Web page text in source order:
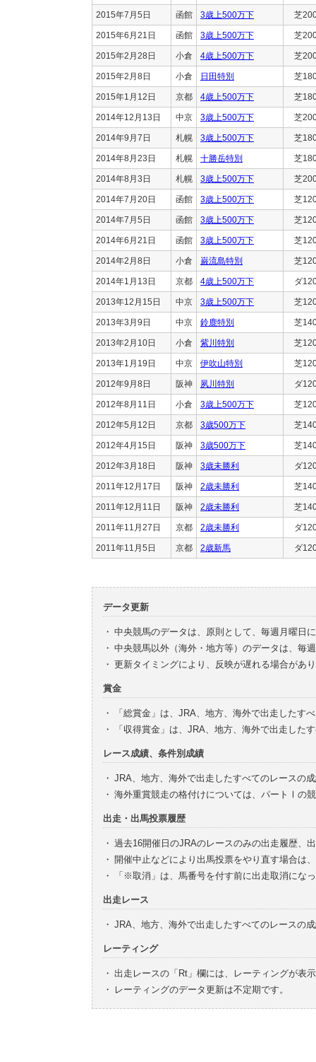
2015年7月5日 函館 3歳上500万下 芝
2015年6月21日 函館 3歳上500万下 芝
2015年2月28日 小倉 4歳上500万下 芝
2015年2月8日 小倉 日田特別 芝
2015年1月12日 京都 4歳上500万下 芝
2014年12月13日 中京 3歳上500万下 芝
2014年9月7日 札幌 3歳上500万下 芝
2014年8月23日 札幌 十勝岳特別 芝
2014年8月3日 札幌 3歳上500万下 芝
2014年7月20日 函館 3歳上500万下 芝
2014年7月5日 函館 3歳上500万下 芝
2014年6月21日 函館 3歳上500万下 芝
2014年2月8日 小倉 巌流島特別 芝
2014年1月13日 京都 4歳上500万下 ダ
2013年12月15日 中京 3歳上500万下 芝
2013年3月9日 中京 鈴鹿特別 芝
2013年2月10日 小倉 紫川特別 芝
2013年1月19日 中京 伊吹山特別 芝
2012年9月8日 阪神 夙川特別 ダ
2012年8月11日 小倉 3歳上500万下 芝
2012年5月12日 京都 3歳500万下 芝
2012年4月15日 阪神 3歳500万下 芝
2012年3月18日 阪神 3歳未勝利 ダ
2011年12月17日 阪神 2歳未勝利 芝
2011年12月11日 阪神 2歳未勝利 芝
2011年11月27日 京都 2歳未勝利 ダ
2011年11月5日 京都 2歳新馬 ダ
データ更新
・ 中央競馬のデータは、原則として、毎週月曜日
・ 中央競馬以外（海外・地方等）のデータは、毎
・ 更新タイミングにより、反映が遅れる場合があ
賞金
・
「総賞金」は、JRA、地方、海外で出走したす
・
「収得賞金」は、JRA、地方、海外で出走した
レース成績、条件別成績
・ JRA、地方、海外で出走したすべてのレースの
・ 海外重賞競走の格付けについては、パートⅠの
出走・出馬投票履歴
・ 過去16開催日のJRAのレースのみの出走履歴、
・ 開催中止などにより出馬投票をやり直す場合は
・
「※取消」は、馬番号を付す前に出走取消にな
出走レース
・ JRA、地方、海外で出走したすべてのレースの
レーティング
・ 出走レースの「Rt」欄には、レーティングが表
・
レーティングのデータ更新は不定期です。